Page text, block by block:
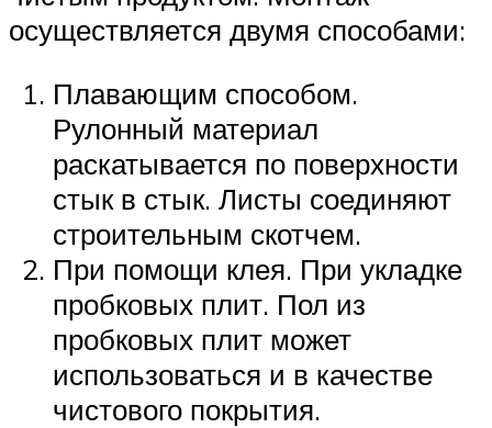
осуществляется двумя способами:
Плавающим способом.
Рулонный материал
раскатывается по поверхности
стык в стык. Листы соединяют
строительным скотчем.
При помощи клея. При укладке
пробковых плит. Пол из
пробковых плит может
использоваться и в качестве
чистового покрытия.